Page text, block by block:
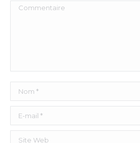
Commentaire